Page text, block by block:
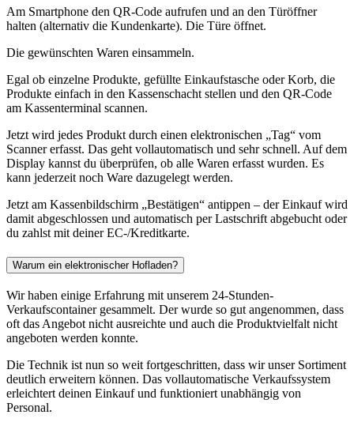
Am Smartphone den QR-Code aufrufen und an den Türöffner
halten (alternativ die Kundenkarte). Die Türe öffnet.
Die gewünschten Waren einsammeln.
Egal ob einzelne Produkte, gefüllte Einkaufstasche oder Korb, die
Produkte einfach in den Kassenschacht stellen und den QR-Code
am Kassenterminal scannen.
Jetzt wird jedes Produkt durch einen elektronischen „Tag“ vom
Scanner erfasst. Das geht vollautomatisch und sehr schnell. Auf dem
Display kannst du überprüfen, ob alle Waren erfasst wurden. Es
kann jederzeit noch Ware dazugelegt werden.
Jetzt am Kassenbildschirm „Bestätigen“ antippen – der Einkauf wird
damit abgeschlossen und automatisch per Lastschrift abgebucht oder
du zahlst mit deiner EC-/Kreditkarte.
Warum ein elektronischer Hofladen?
Wir haben einige Erfahrung mit unserem 24-Stunden-
Verkaufscontainer gesammelt. Der wurde so gut angenommen, dass
oft das Angebot nicht ausreichte und auch die Produktvielfalt nicht
angeboten werden konnte.
Die Technik ist nun so weit fortgeschritten, dass wir unser Sortiment
deutlich erweitern können. Das vollautomatische Verkaufssystem
erleichtert deinen Einkauf und funktioniert unabhängig von
Personal.